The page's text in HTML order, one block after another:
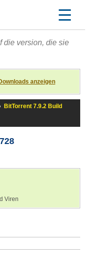
die version, die sie
anzeigen
BitTorrent 7.9.2 Build
Viren